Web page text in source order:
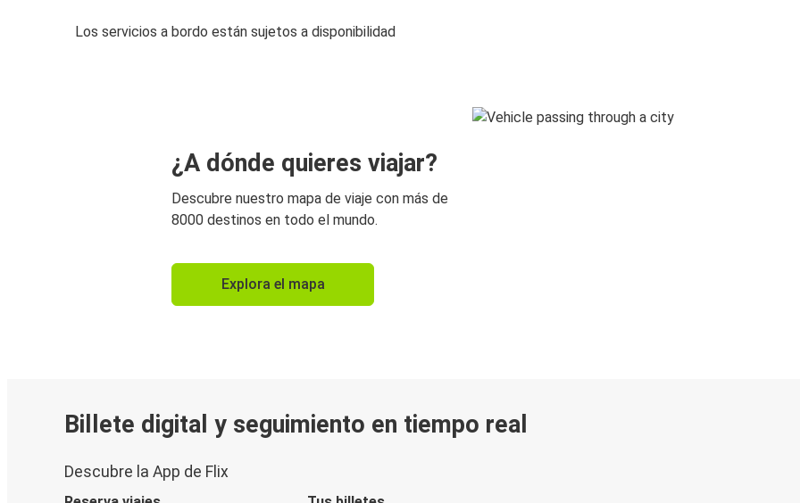
Los servicios a bordo están sujetos a disponibilidad
¿A dónde quieres viajar?
Descubre nuestro mapa de viaje con más de
8000 destinos en todo el mundo.
Explora el mapa
Billete digital y seguimiento en tiempo real
Descubre la App de Flix